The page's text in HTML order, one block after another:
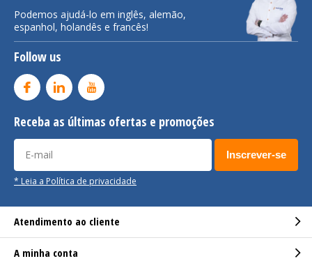
Podemos ajudá-lo em inglês, alemão,
espanhol, holandês e francês!
Follow us
Receba as últimas ofertas e promoções
Inscrever-se
* Leia a Política de privacidade
Atendimento ao cliente
A minha conta